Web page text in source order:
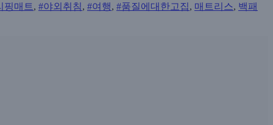
핑매트 , #야외취침 , #여행, #품질에대한고집, 매트리스, 백패